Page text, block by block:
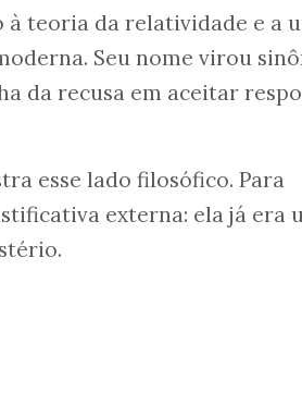
teoria da relatividade e a
Seu nome virou
da recusa em aceitar
esse lado filosófico. Para
externa: ela já era